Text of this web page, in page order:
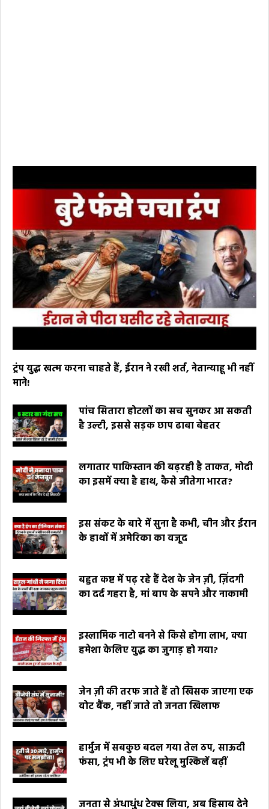
ट्रंप युद्ध खत्म करना चाहते हैं, ईरान ने रखी शर्त, नेतान्याहू भी नहीं
माने!
पांच सितारा होटलों का सच सुनकर आ सकती
है उल्टी, इससे सड़क छाप ढाबा बेहतर
लगातार पाकिस्तान की बढ़रही है ताकत, मोदी
का इसमें क्या है हाथ, कैसे जीतेगा भारत?
इस संकट के बारे में सुना है कभी, चीन और ईरान
के हाथों में अमेरिका का वजूद
बहुत कष्ट में पढ़ रहे हैं देश के जेन ज़ी, ज़िंदगी
का दर्द गहरा है, मां बाप के सपने और नाकामी
इस्लामिक नाटो बनने से किसे होगा लाभ, क्या
हमेशा केलिए युद्ध का जुगाड़ हो गया?
जेन ज़ी की तरफ जाते हैं तो खिसक जाएगा एक
वोट बैंक, नहीं जाते तो जनता खिलाफ
हार्मुज में सबकुछ बदल गया तेल ठप, साऊदी
फंसा, ट्रंप भी के लिए घरेलू मुश्किलें बढ़ीं
जनता से अंधाधुंध टेक्स लिया, अब हिसाब देने